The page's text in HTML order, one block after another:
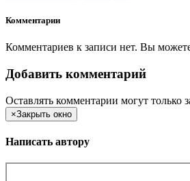
Комментарии
Комментариев к записи нет. Вы
Добавить комментарий
Оставлять комментарии могут только
×Закрыть окно
Написать автору